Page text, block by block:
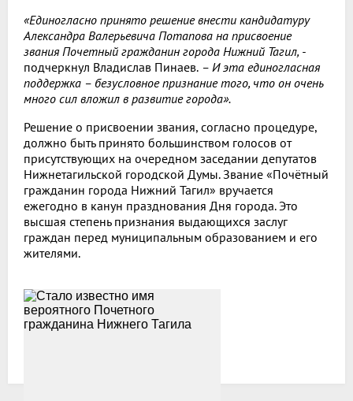
«Единогласно принято решение внести кандидатуру
Александра Валерьевича Потапова на присвоение
звания Почетный гражданин города Нижний Тагил, -
подчеркнул Владислав Пинаев. – И эта единогласная
поддержка – безусловное признание того, что он очень
много сил вложил в развитие города».
Решение о присвоении звания, согласно процедуре,
должно быть принято большинством голосов от
присутствующих на очередном заседании депутатов
Нижнетагильской городской Думы. Звание «Почётный
гражданин города Нижний Тагил» вручается
ежегодно в канун празднования Дня города. Это
высшая степень признания выдающихся заслуг
граждан перед муниципальным образованием и его
жителями.